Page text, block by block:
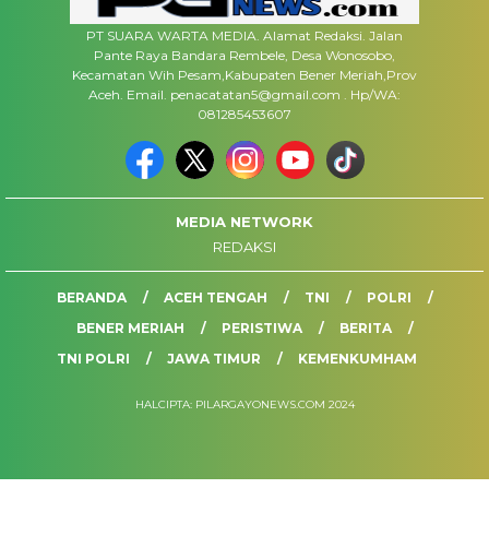
PT SUARA WARTA MEDIA. Alamat Redaksi. Jalan
Pante Raya Bandara Rembele, Desa Wonosobo,
Kecamatan Wih Pesam,Kabupaten Bener Meriah,Prov
Aceh. Email. penacatatan5@gmail.com . Hp/WA:
081285453607
MEDIA NETWORK
REDAKSI
BERANDA ACEH TENGAH TNI
POLRI
BENER MERIAH
PERISTIWA
BERITA
TNI POLRI
JAWA TIMUR KEMENKUMHAM
HALCIPTA: PILARGAYONEWS.COM 2024